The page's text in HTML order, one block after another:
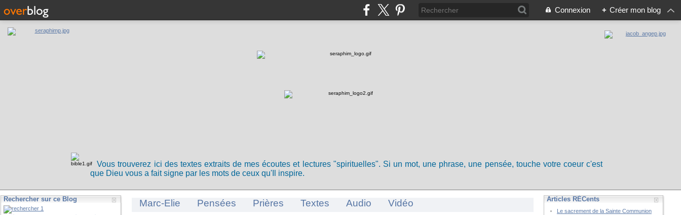
Connexion + Créer mon blog
Vous trouverez ici des textes extraits de mes écoutes et lectures "spirituelles". Si un mot, une phrase, une pensée, touche votre coeur c'est
que Dieu vous a fait signe par les mots de ceux qu'Il inspire.
Rechercher sur ce Blog Marc-Elie Pensées Prières Textes Audio Vidéo Articles RÉCents
Le sacrement de la Sainte Communion